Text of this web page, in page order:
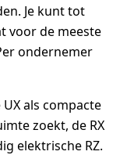
Je kunt tot
voor de meeste
ondernemer
als compacte
zoekt, de RX
elektrische RZ.